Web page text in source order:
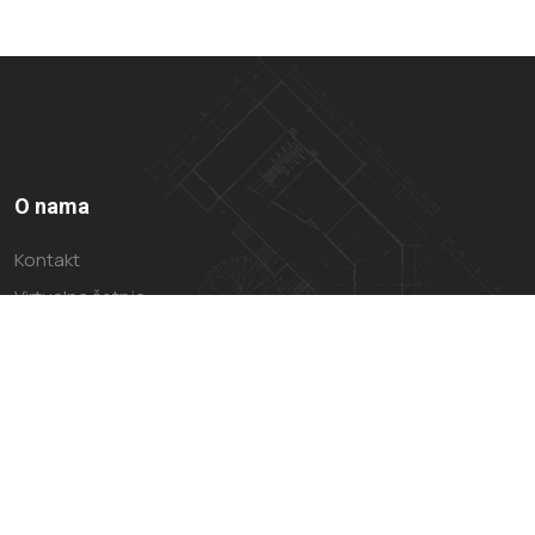
O nama
Kontakt
Virtualna šetnja